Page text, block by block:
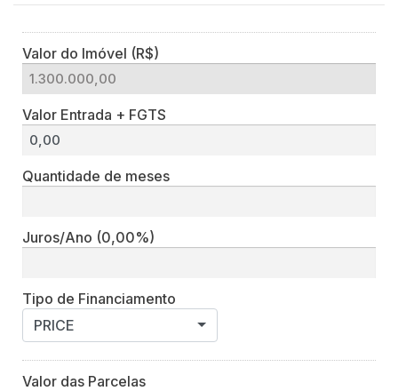
Valor do Imóvel (R$)
Valor Entrada + FGTS
Quantidade de meses
Juros/Ano (0,00%)
Tipo de Financiamento
PRICE
Valor das Parcelas